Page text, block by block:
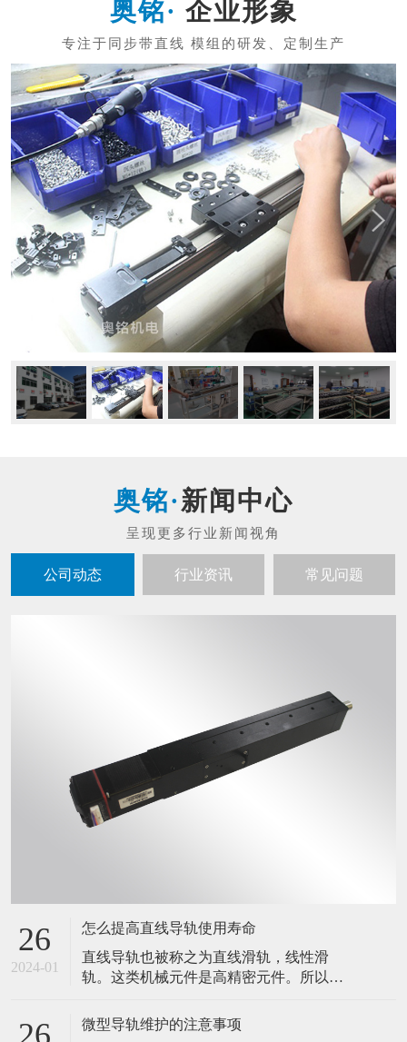
企业形象
新闻中心
公司动态 行业资讯 常见问题
26
2024-01
怎么提高直线导轨使用寿命
直线导轨也被称之为直线滑轨，线性滑
轨。这类机械元件是高精密元件。所以，
会造成直线导轨损坏。在设备的生产制造
以及运行中，大家务必采用更为慎重的心
微型导轨维护的注意事项